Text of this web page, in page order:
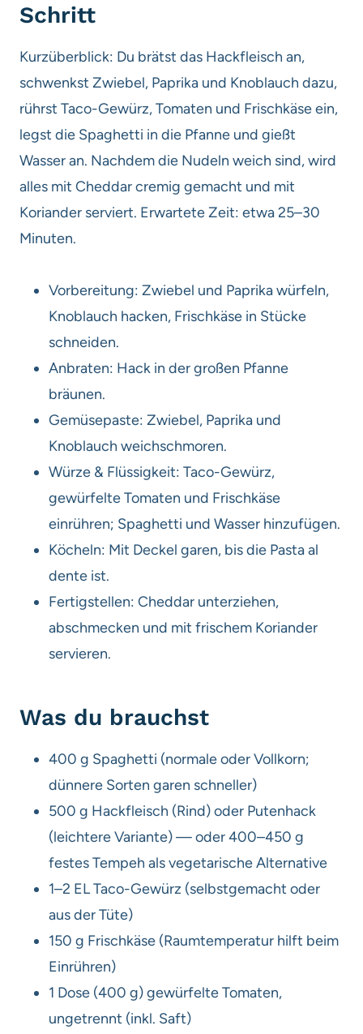
Schritt
Kurzüberblick: Du brätst das Hackfleisch an,
schwenkst Zwiebel, Paprika und Knoblauch dazu,
rührst Taco-Gewürz, Tomaten und Frischkäse ein,
legst die Spaghetti in die Pfanne und gießt
Wasser an. Nachdem die Nudeln weich sind, wird
alles mit Cheddar cremig gemacht und mit
Koriander serviert. Erwartete Zeit: etwa 25–30
Minuten.
Vorbereitung: Zwiebel und Paprika würfeln,
Knoblauch hacken, Frischkäse in Stücke
schneiden.
Anbraten: Hack in der großen Pfanne
bräunen.
Gemüsepaste: Zwiebel, Paprika und
Knoblauch weichschmoren.
Würze & Flüssigkeit: Taco-Gewürz,
gewürfelte Tomaten und Frischkäse
einrühren; Spaghetti und Wasser hinzufügen.
Köcheln: Mit Deckel garen, bis die Pasta al
dente ist.
Fertigstellen: Cheddar unterziehen,
abschmecken und mit frischem Koriander
servieren.
Was du brauchst
400 g Spaghetti (normale oder Vollkorn;
dünnere Sorten garen schneller)
500 g Hackfleisch (Rind) oder Putenhack
(leichtere Variante) — oder 400–450 g
festes Tempeh als vegetarische Alternative
1–2 EL Taco-Gewürz (selbstgemacht oder
aus der Tüte)
150 g Frischkäse (Raumtemperatur hilft beim
Einrühren)
1 Dose (400 g) gewürfelte Tomaten,
ungetrennt (inkl. Saft)